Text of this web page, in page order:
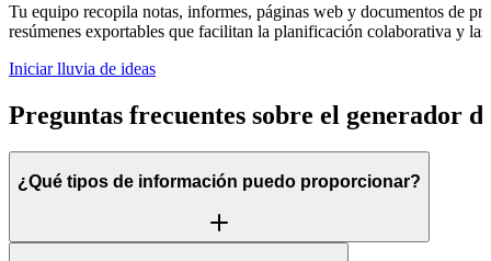
Tu equipo recopila notas, informes, páginas web y documentos de
resúmenes exportables que facilitan la planificación colaborativa y
Iniciar lluvia de ideas
Preguntas frecuentes sobre el generador
¿Qué tipos de información puedo proporcionar?